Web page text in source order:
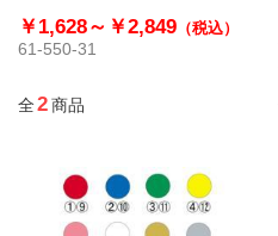
￥1,628～ ￥2,849 （税込）
61-550-31
全2商品